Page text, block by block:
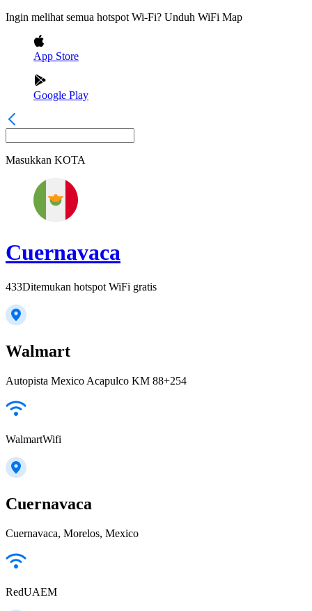
Ingin melihat semua hotspot Wi-Fi? Unduh WiFi Map
App Store
Google Play
Masukkan KOTA
Cuernavaca
433Ditemukan hotspot WiFi gratis
Walmart
Autopista Mexico Acapulco KM 88+254
WalmartWifi
Cuernavaca
Cuernavaca, Morelos, Mexico
RedUAEM